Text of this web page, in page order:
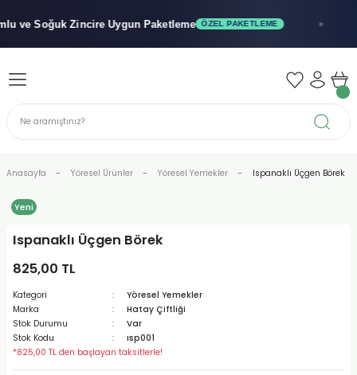
ve SoğukZincire Uygun Paketleme ÖZEL PAKETLEME
Geri Dön
Geri Dön
Geri Dön
Anasayfa Yöresel Ürünler Yöresel Yemekler Ispanaklı Üçgen Börek
Yeni
Ispanaklı Üçgen Börek
825,00 TL
Kategori
Yöresel Yemekler
Marka
Hatay Çiftliği
Stok Durumu
Var
Stok Kodu
ısp001
*825,00 TL den başlayan taksitlerle!